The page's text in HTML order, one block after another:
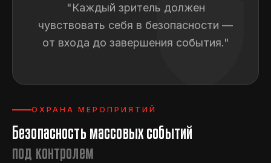
"Каждый зритель должен
чувствовать себя в безопасности —
от входа до завершения события."
ОХРАНА МЕРОПРИЯТИЙ
Безопасность массовых событий
под контролем